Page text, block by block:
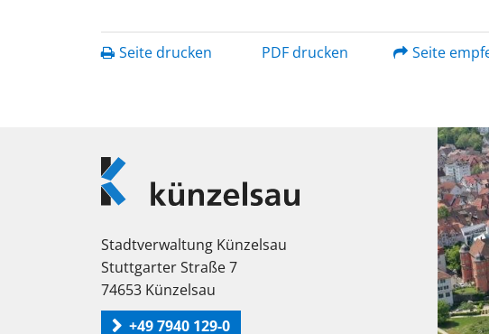
Seite drucken PDF drucken Seite
Logo
Künzelsau
Stadtverwaltung Künzelsau
Stuttgarter Straße 7
74653 Künzelsau
+49 7940 129-0